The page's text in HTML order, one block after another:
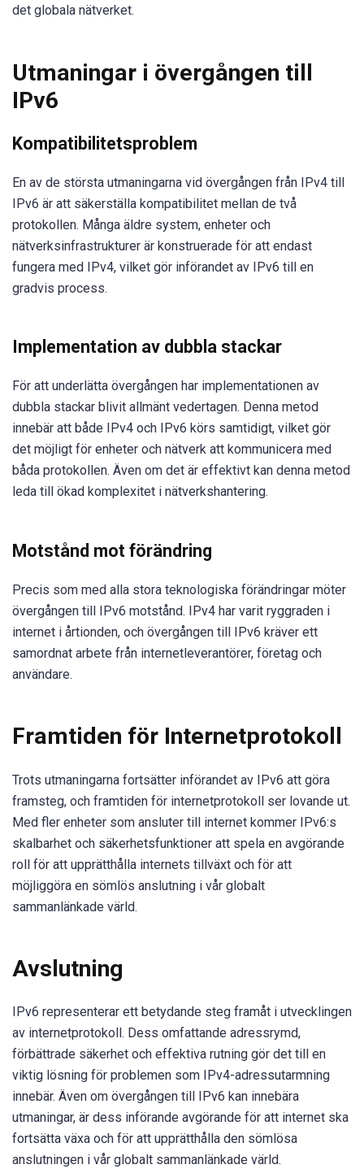
det globala nätverket.
Utmaningar i övergången till
IPv6
Kompatibilitetsproblem
En av de största utmaningarna vid övergången från IPv4 till
IPv6 är att säkerställa kompatibilitet mellan de två
protokollen. Många äldre system, enheter och
nätverksinfrastrukturer är konstruerade för att endast
fungera med IPv4, vilket gör införandet av IPv6 till en
gradvis process.
Implementation av dubbla stackar
För att underlätta övergången har implementationen av
dubbla stackar blivit allmänt vedertagen. Denna metod
innebär att både IPv4 och IPv6 körs samtidigt, vilket gör
det möjligt för enheter och nätverk att kommunicera med
båda protokollen. Även om det är effektivt kan denna metod
leda till ökad komplexitet i nätverkshantering.
Motstånd mot förändring
Precis som med alla stora teknologiska förändringar möter
övergången till IPv6 motstånd. IPv4 har varit ryggraden i
internet i årtionden, och övergången till IPv6 kräver ett
samordnat arbete från internetleverantörer, företag och
användare.
Framtiden för Internetprotokoll
Trots utmaningarna fortsätter införandet av IPv6 att göra
framsteg, och framtiden för internetprotokoll ser lovande ut.
Med fler enheter som ansluter till internet kommer IPv6:s
skalbarhet och säkerhetsfunktioner att spela en avgörande
roll för att upprätthålla internets tillväxt och för att
möjliggöra en sömlös anslutning i vår globalt
sammanlänkade värld.
Avslutning
IPv6 representerar ett betydande steg framåt i utvecklingen
av internetprotokoll. Dess omfattande adressrymd,
förbättrade säkerhet och effektiva rutning gör det till en
viktig lösning för problemen som IPv4-adressutarmning
innebär. Även om övergången till IPv6 kan innebära
utmaningar, är dess införande avgörande för att internet ska
fortsätta växa och för att upprätthålla den sömlösa
anslutningen i vår globalt sammanlänkade värld.